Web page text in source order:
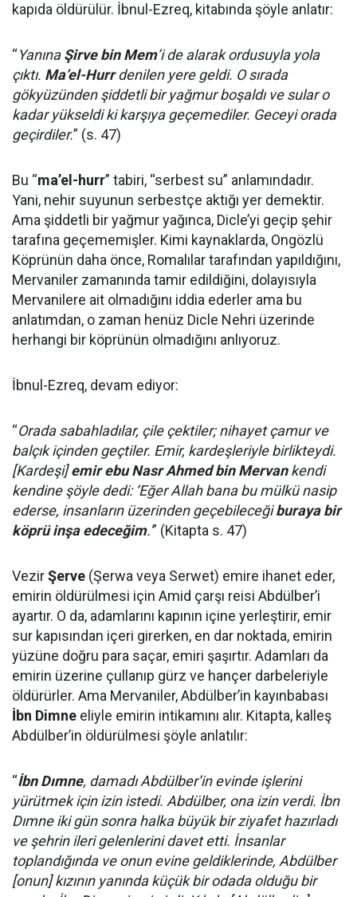
kapıda öldürülür. İbnul-Ezreq, kitabında şöyle anlatır:
“YanınaŞirve bin Mem’i de alarak ordusuyla yola
çıktı. Ma’el-Hurrdenilen yere geldi. O sırada
gökyüzünden şiddetli bir yağmur boşaldı ve sular o
kadar yükseldi ki karşıya geçemediler. Geceyi orada
geçirdiler.” (s. 47)
Bu “ma’el-hurr” tabiri, “serbest su” anlamındadır.
Yani, nehir suyunun serbestçe aktığı yer demektir.
Ama şiddetli bir yağmur yağınca, Dicle’yi geçip şehir
tarafına geçememişler. Kimi kaynaklarda, Ongözlü
Köprünün daha önce, Romalılar tarafından yapıldığını,
Mervaniler zamanında tamir edildiğini, dolayısıyla
Mervanilere ait olmadığını iddia ederler ama bu
anlatımdan, o zaman henüz Dicle Nehri üzerinde
herhangi bir köprünün olmadığını anlıyoruz.
İbnul-Ezreq, devam ediyor:
“Orada sabahladılar, çile çektiler; nihayet çamur ve
balçık içinden geçtiler. Emir, kardeşleriyle birlikteydi.
[Kardeşi]emir ebu Nasr Ahmed bin Mervankendi
kendine şöyle dedi: ‘Eğer Allah bana bu mülkü nasip
ederse, insanların üzerinden geçebileceğiburaya bir
köprü inşa edeceğim.'” (Kitapta s. 47)
VezirŞerve (Şerwa veya Serwet) emire ihanet eder,
emirin öldürülmesi için Amid çarşı reisi Abdülber’i
ayartır. O da, adamlarını kapının içine yerleştirir, emir
sur kapısından içeri girerken, en dar noktada, emirin
yüzüne doğru para saçar, emiri şaşırtır. Adamları da
emirin üzerine çullanıp gürz ve hançer darbeleriyle
öldürürler. Ama Mervaniler, Abdülber’in kayınbabası
İbn Dimne eliyle emirin intikamını alır. Kitapta, kalleş
Abdülber’in öldürülmesi şöyle anlatılır:
“İbn Dımne, damadı Abdülber’in evinde işlerini
yürütmek için izin istedi. Abdülber, ona izin verdi. İbn
Dımne iki gün sonra halka büyük bir ziyafet hazırladı
ve şehrin ileri gelenlerini davet etti. İnsanlar
toplandığında ve onun evine geldiklerinde, Abdülber
[onun] kızının yanında küçük bir odada olduğu bir